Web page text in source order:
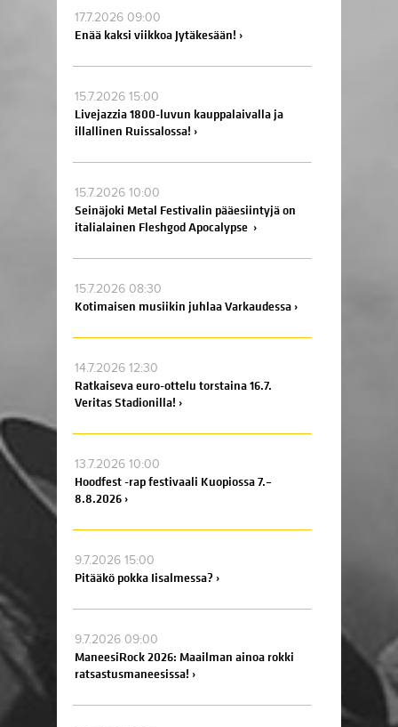
17.7.2026 09:00
Enää kaksi viikkoa Jytäkesään! ›
15.7.2026 15:00
Livejazzia 1800-luvun kauppalaivalla ja
illallinen Ruissalossa! ›
15.7.2026 10:00
Seinäjoki Metal Festivalin pääesiintyjä on
italialainen Fleshgod Apocalypse ›
15.7.2026 08:30
Kotimaisen musiikin juhlaa Varkaudessa ›
14.7.2026 12:30
Ratkaiseva euro-ottelu torstaina 16.7.
Veritas Stadionilla! ›
13.7.2026 10:00
Hoodfest -rap festivaali Kuopiossa 7.–
8.8.2026 ›
9.7.2026 15:00
Pitääkö pokka Iisalmessa? ›
9.7.2026 09:00
ManeesiRock 2026: Maailman ainoa rokki
ratsastusmaneesissa! ›